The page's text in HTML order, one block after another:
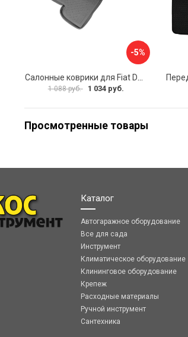
-5%
1 088 руб. 1 034 руб.
Просмотренные товары
Каталог
Автогаражное оборудование
Все для сада
Инструмент
Климатическое оборудование
Клининговое оборудование
Крепеж
Расходные материалы
Ручной инструмент
Сантехника